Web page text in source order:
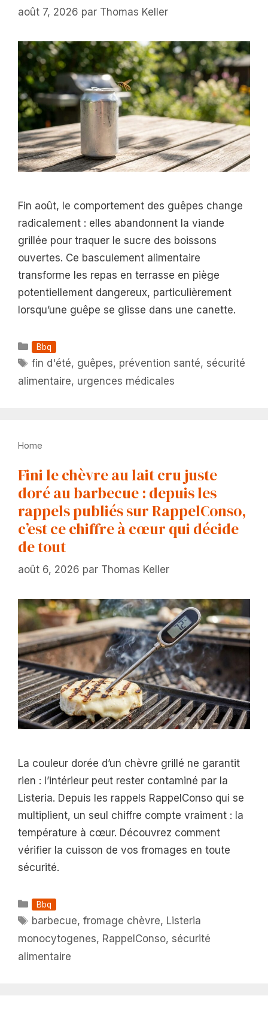
août 7, 2026 par Thomas Keller
Fin août, le comportement des guêpes change
radicalement : elles abandonnent la viande
grillée pour traquer le sucre des boissons
ouvertes. Ce basculement alimentaire
transforme les repas en terrasse en piège
potentiellement dangereux, particulièrement
lorsqu’une guêpe se glisse dans une canette.
Catégories
Bbq
Étiquettes
fin d'été, guêpes, prévention santé, sécurité
alimentaire, urgences médicales
Home
Fini le chèvre au lait cru juste
doré au barbecue : depuis les
rappels publiés sur RappelConso,
c’est ce chiffre à cœur qui décide
de tout
août 6, 2026 par Thomas Keller
La couleur dorée d’un chèvre grillé ne garantit
rien : l’intérieur peut rester contaminé par la
Listeria. Depuis les rappels RappelConso qui se
multiplient, un seul chiffre compte vraiment : la
température à cœur. Découvrez comment
vérifier la cuisson de vos fromages en toute
sécurité.
Catégories
Bbq
Étiquettes
barbecue,fromage chèvre, Listeria
monocytogenes, RappelConso, sécurité
alimentaire